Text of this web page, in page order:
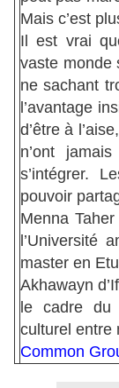
Mais c’est
Il est vrai
vaste monde
ne sachant
l’avantage
d’être à
n’ont
s’intégrer.
pouvoir
Menna
l’Université
master en
Akhawayn
le cadre du
culturel entre
Common